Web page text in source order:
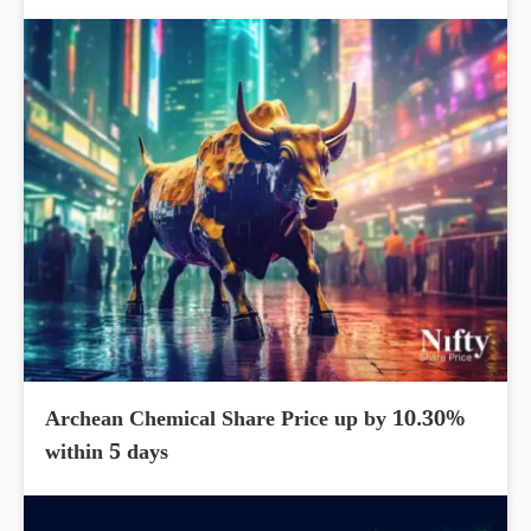
Archean Chemical Share Price up by 10.30%
within 5 days